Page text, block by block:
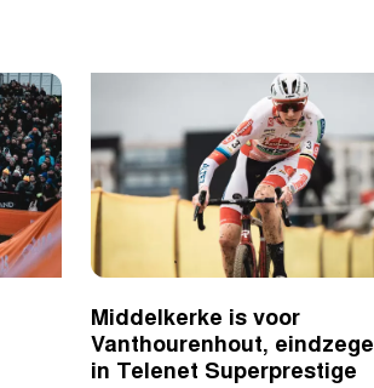
Middelkerke is voor
Vanthourenhout, eindzege
in Telenet Superprestige